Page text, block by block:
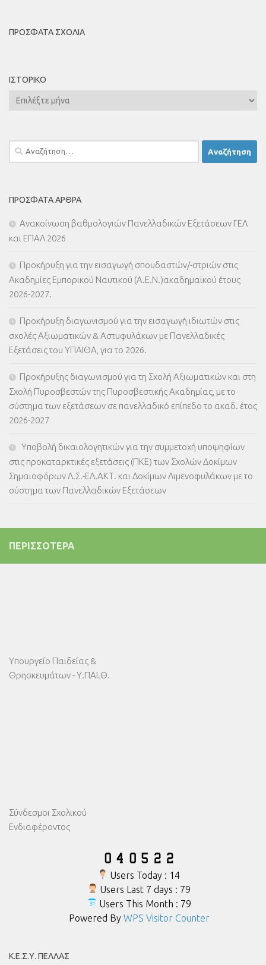
ΠΡΌΣΦΑΤΑ ΣΧΌΛΙΑ
ΙΣΤΟΡΙΚΌ
Ιστορικό
Αναζήτηση
για:
ΠΡΌΣΦΑΤΑ ΆΡΘΡΑ
Ανακοίνωση βαθμολογιών Πανελλαδικών Εξετάσεων ΓΕΛ
και ΕΠΑΛ 2026
Προκήρυξη για την εισαγωγή σπουδαστών/-στριών στις
Ακαδημίες Εμπορικού Ναυτικού (Α.Ε.Ν.)ακαδημαϊκού έτους
2026-2027.
Προκήρυξη διαγωνισμού για την εισαγωγή ιδιωτών στις
σχολές Αξιωματικών & Αστυφυλάκων με Πανελλαδικές
Εξετάσεις του ΥΠΑΙΘΑ, για το 2026.
Προκήρυξης διαγωνισμού για τη Σχολή Αξιωματικών και στη
Σχολή Πυροσβεστών της Πυροσβεστικής Ακαδημίας, με το
σύστημα των εξετάσεων σε πανελλαδικό επίπεδο το ακαδ. έτος
2026-2027
Υποβολή δικαιολογητικών για την συμμετοχή υποψηφίων
στις προκαταρκτικές εξετάσεις (ΠΚΕ) των Σχολών Δοκίμων
Σημαιοφόρων Λ.Σ.-ΕΛ.ΑΚΤ. και Δοκίμων Λιμενοφυλάκων με το
σύστημα των Πανελλαδικών Εξετάσεων
ΠΕΡΙΣΣΌΤΕΡΑ
Υπουργείο Παιδείας &
Θρησκευμάτων - Υ.ΠΑΙ.Θ.
Σύνδεσμοι Σχολικού
Ενδιαφέροντος
Users Today : 14
Users Last 7 days : 79
Users This Month : 79
Powered By WPS Visitor Counter
Κ.Ε.Σ.Υ. ΠΈΛΛΑΣ